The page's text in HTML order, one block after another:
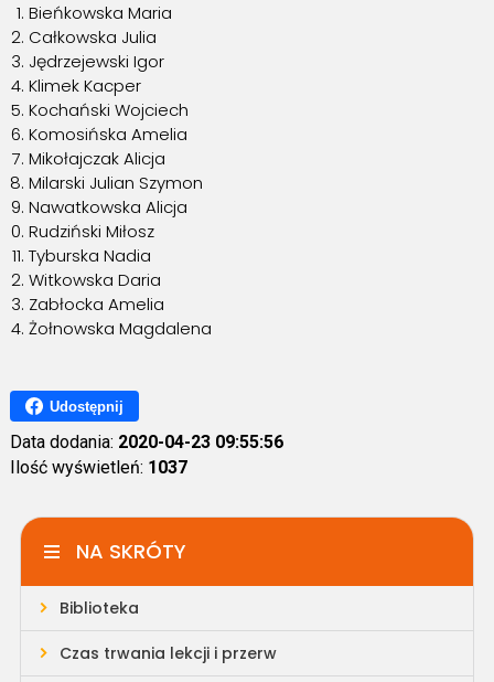
Bieńkowska Maria
Całkowska Julia
Jędrzejewski Igor
Klimek Kacper
Kochański Wojciech
Komosińska Amelia
Mikołajczak Alicja
Milarski Julian Szymon
Nawatkowska Alicja
Rudziński Miłosz
Tyburska Nadia
Witkowska Daria
Zabłocka Amelia
Żołnowska Magdalena
Udostępnij
Data dodania: 2020-04-23 09:55:56
Ilość wyświetleń: 1037
NA SKRÓTY
Biblioteka
Czas trwania lekcji i przerw